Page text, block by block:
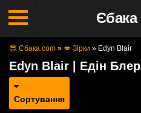
Єбака
😎 Єбака.com » 💋 Зірки » Edyn Blair
Edyn Blair | Едін Блер
Сортування